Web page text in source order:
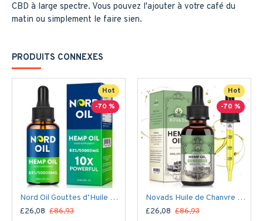
CBD à large spectre. Vous pouvez l'ajouter à votre café du
matin ou simplement le faire sien.
PRODUITS CONNEXES
Hot
-70 %
Nord Oil Gouttes d’Huile de Chanvre 50000mg – Formule CBD Bio pour le Stress et le Sommeil | Fabriqué aux États-Unis
£26,08 £86,93
Hot
-70 %
Novads Huile de Chanvre Haute Puissance – 50 000 mg d’Extrait de Chanvre Premium, 60 ml (Formule Avancée)
£26,08 £86,93